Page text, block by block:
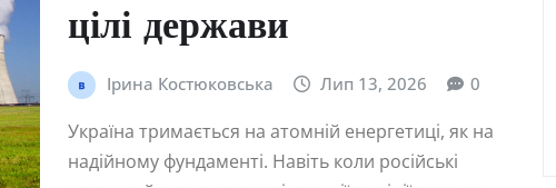
цілі держави
Ірина Костюковська Лип 13, 2026 0
Україна тримається на атомній енергетиці, як на
надійному фундаменті. Навіть коли російські